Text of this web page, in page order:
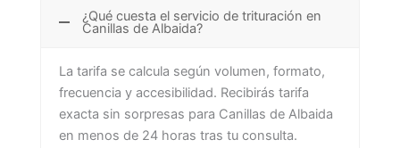
¿Qué cuesta el servicio de trituración en
Canillas de Albaida?
La tarifa se calcula según volumen, formato,
frecuencia y accesibilidad. Recibirás tarifa
exacta sin sorpresas para Canillas de Albaida
en menos de 24 horas tras tu consulta.